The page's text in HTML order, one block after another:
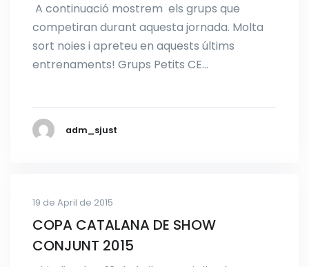
A continuació mostrem els grups que
competiran durant aquesta jornada. Molta
sort noies i apreteu en aquests últims
entrenaments! Grups Petits CE…
adm_sjust
19 de April de 2015
COPA CATALANA DE SHOW
CONJUNT 2015